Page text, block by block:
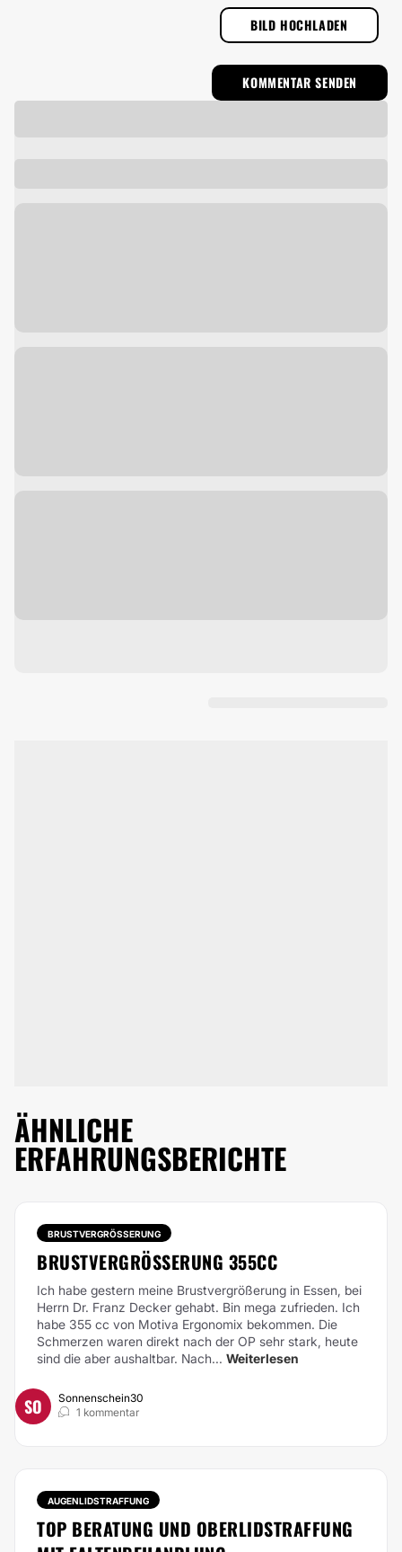
BILD HOCHLADEN
ÄHNLICHE
ERFAHRUNGSBERICHTE
BRUSTVERGRÖSSERUNG
BRUSTVERGRÖSSERUNG 355CC
Ich habe gestern meine Brustvergrößerung in Essen, bei
Herrn Dr. Franz Decker gehabt. Bin mega zufrieden. Ich
habe 355 cc von Motiva Ergonomix bekommen. Die
Schmerzen waren direkt nach der OP sehr stark, heute
sind die aber aushaltbar. Nach... Weiterlesen
SO
Sonnenschein30
1 kommentar
AUGENLIDSTRAFFUNG
TOP BERATUNG UND OBERLIDSTRAFFUNG